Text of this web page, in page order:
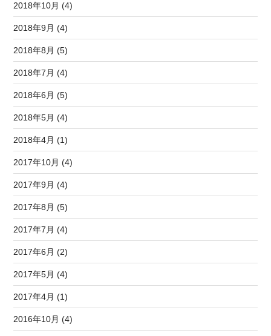
2018年10月 (4)
2018年9月 (4)
2018年8月 (5)
2018年7月 (4)
2018年6月 (5)
2018年5月 (4)
2018年4月 (1)
2017年10月 (4)
2017年9月 (4)
2017年8月 (5)
2017年7月 (4)
2017年6月 (2)
2017年5月 (4)
2017年4月 (1)
2016年10月 (4)